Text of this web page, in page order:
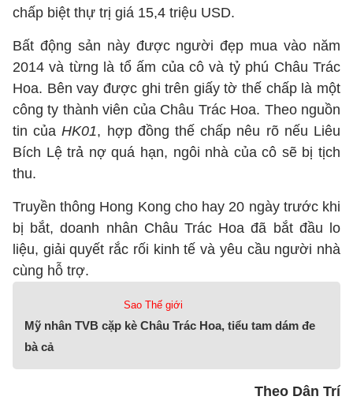
chấp biệt thự trị giá 15,4 triệu USD.
Bất động sản này được người đẹp mua vào năm
2014 và từng là tổ ấm của cô và tỷ phú Châu Trác
Hoa. Bên vay được ghi trên giấy tờ thế chấp là một
công ty thành viên của Châu Trác Hoa. Theo nguồn
tin củaHK01, hợp đồng thế chấp nêu rõ nếu Liêu
Bích Lệ trả nợ quá hạn, ngôi nhà của cô sẽ bị tịch
thu.
Truyền thông Hong Kong cho hay 20 ngày trước khi
bị bắt, doanh nhân Châu Trác Hoa đã bắt đầu lo
liệu, giải quyết rắc rối kinh tế và yêu cầu người nhà
cùng hỗ trợ.
Sao Thế giới
Mỹ nhân TVB cặp kè Châu Trác Hoa, tiểu tam dám đe
bà cả
Theo Dân Trí